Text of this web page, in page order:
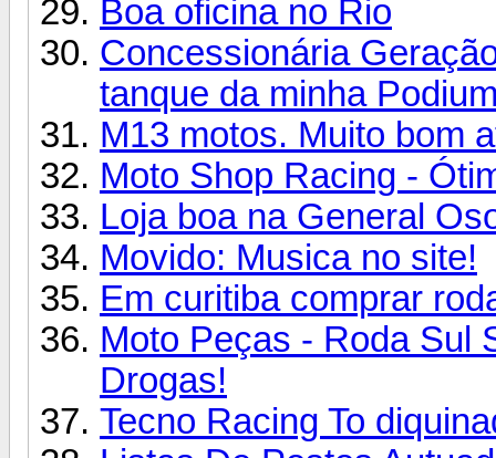
Boa oficina no Rio
Concessionária
tanque da minha
M13 motos. Muito bom
Moto Shop Racing -
Loja boa na General
Movido: Musica no site!
Em curitiba comprar
Moto Peças - Roda Sul
Drogas!
Tecno Racing To